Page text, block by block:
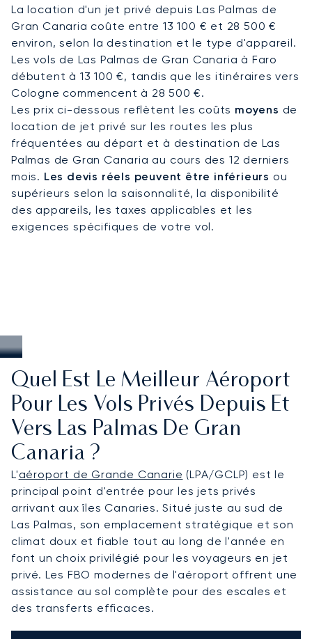
transfert en hélicoptère permettent également
de rejoindre en quelques minutes les complexes
hôteliers et les villas de la côte sud, notamment
des destinations comme Mogán et Meloneras.
Fort de vingt ans d'expérience, LunaJets est le
premier courtier en aviation privée européen à
avoir obtenu la certification Argus®, un gage de
normes de sécurité rigoureuses et d'excellence
de service. À Grande Canarie, cette expertise
garantit des arrivées discrètes lors des grands
événements culturels, un accès sur mesure aux
stations balnéaires du sud et des liaisons
efficaces entre la capitale cosmopolite de l'île et
ses refuges côtiers.
La location d'un jet privé depuis Las Palmas de
Gran Canaria coûte entre 13 100 € et 28 500 €
environ, selon la destination et le type d'appareil.
Les vols de Las Palmas de Gran Canaria à Faro
débutent à 13 100 €, tandis que les itinéraires vers
Cologne commencent à 28 500 €.
Les prix ci-dessous reflètent les coûts moyens de
location de jet privé sur les routes les plus
fréquentées au départ et à destination de Las
Palmas de Gran Canaria au cours des 12 derniers
mois. Les devis réels peuvent être inférieurs ou
supérieurs selon la saisonnalité, la disponibilité
des appareils, les taxes applicables et les
exigences spécifiques de votre vol.
Quel Est Le Meilleur Aéroport
Pour Les Vols Privés Depuis Et
Vers Las Palmas De Gran
Canaria ?
L'aéroport de Grande Canarie (LPA/GCLP) est le
principal point d'entrée pour les jets privés
arrivant aux îles Canaries. Situé juste au sud de
Las Palmas, son emplacement stratégique et son
climat doux et fiable tout au long de l'année en
font un choix privilégié pour les voyageurs en jet
privé. Les FBO modernes de l'aéroport offrent une
assistance au sol complète pour des escales et
des transferts efficaces.